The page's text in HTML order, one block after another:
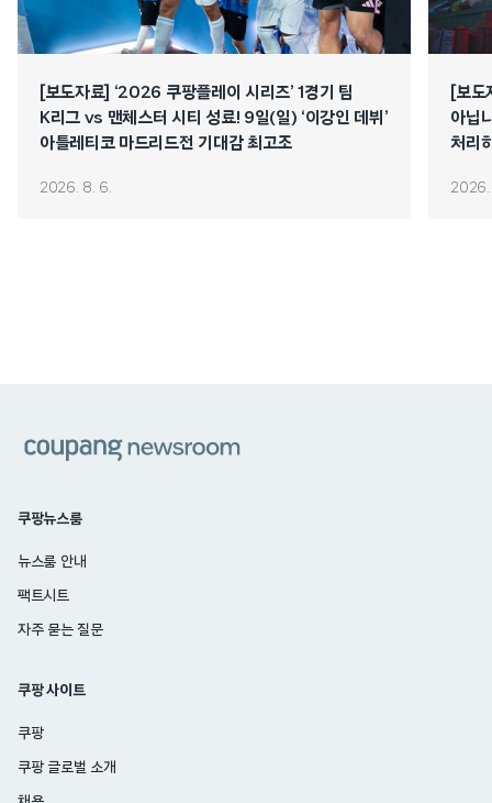
[보도자료] ‘2026 쿠팡플레이 시리즈’ 1경기 팀
K리그 vs 맨체스터 시티 성료! 9일(일) ‘이강인 데뷔’
아틀레티코 마드리드전 기대감 최고조
2026. 8. 6.
[보
아닙
처리
2026.
쿠팡뉴스룸
뉴스룸 안내
팩트시트
자주 묻는 질문
쿠팡 사이트
쿠팡
쿠팡 글로벌 소개